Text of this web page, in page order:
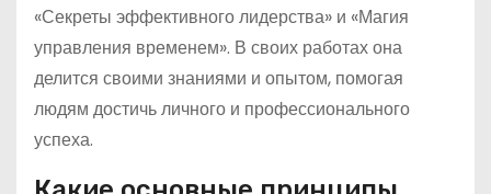
«Секреты эффективного лидерства» и «Магия
управления временем». В своих работах она
делится своими знаниями и опытом, помогая
людям достичь личного и профессионального
успеха.